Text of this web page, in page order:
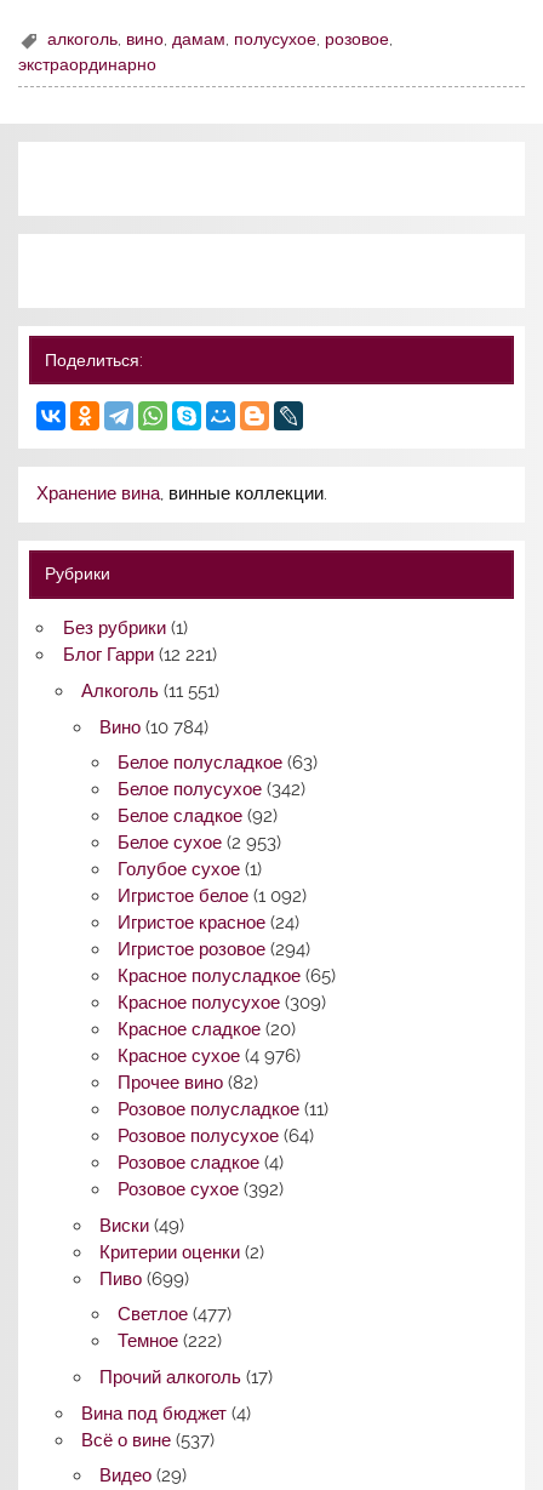
алкоголь вино дамам полусухое розовое
экстраординарно
Поделиться:
Хранение вина, винные коллекции.
Рубрики
Без рубрики(1)
Блог Гарри(12 221)
Алкоголь(11 551)
Вино(10 784)
Белое полусладкое (63)
Белое полусухое (342)
Белое сладкое (92)
Белое сухое (2 953)
Голубое сухое (1)
Игристое белое (1 092)
Игристое красное (24)
Игристое розовое (294)
Красное полусладкое (65)
Красное полусухое (309)
Красное сладкое (20)
Красное сухое (4 976)
Прочее вино (82)
Розовое полусладкое (11)
Розовое полусухое (64)
Розовое сладкое (4)
Розовое сухое (392)
Виски(49)
Критерии оценки(2)
Пиво(699)
Светлое (477)
Темное (222)
Прочий алкоголь(17)
Вина под бюджет(4)
Всё о вине(537)
Видео(29)